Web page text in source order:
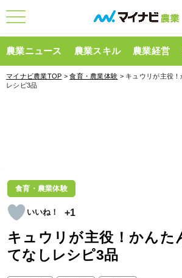
農業ニュース 農業スキル 農業経営
マイナビ農業TOP >食育・農業体験 > キュウリが主役
レシピ3品
食育・農業体験
+1
キュウリが主役！かんた
てなしレシピ3品